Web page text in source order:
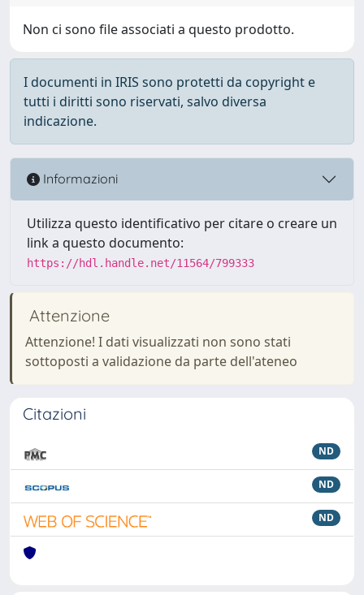
Non ci sono file associati a questo prodotto.
I documenti in IRIS sono protetti da copyright e
tutti i diritti sono riservati, salvo diversa
indicazione.
Informazioni
Utilizza questo identificativo per citare o creare un
link a questo documento:
https://hdl.handle.net/11564/799333
Attenzione
Attenzione! I dati visualizzati non sono stati
sottoposti a validazione da parte dell'ateneo
Citazioni
ND
ND
ND